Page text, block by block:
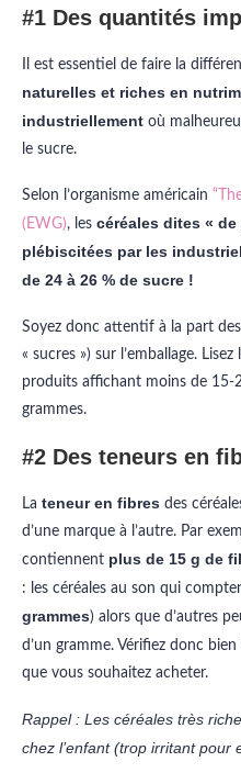
#1 Des quantités
Il est essentiel de faire la
naturelles et riches en
industriellement où
le sucre.
Selon l’organisme américain
(EWG), les céréales dites «
plébiscitées par les
de 24 à 26 % de sucre !
Soyez donc attentif à la part
« sucres ») sur l’emballage.
produits affichant moins de 15-
grammes.
#2 Des teneurs en
La teneur en fibres des
d’une marque à l’autre. Par
contiennent plus de 15 g de
: les céréales au son qui
grammes) alors que d’autres
d’un gramme. Vérifiez donc bien
que vous souhaitez acheter.
Rappel : Les céréales très
chez l’enfant (trop irritant pour